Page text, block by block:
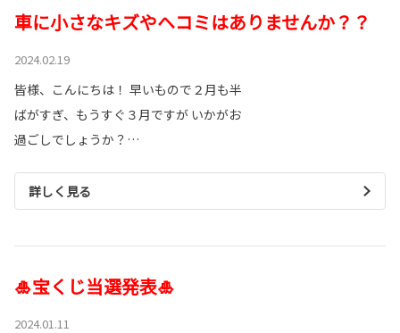
車に小さなキズやヘコミはありませんか？？
2024.02.19
皆様、こんにちは！ 早いもので２月も半
ばがすぎ、もうすぐ３月ですが いかがお
過ごしでしょうか？…
詳しく見る
🎍宝くじ当選発表🎍
2024.01.11